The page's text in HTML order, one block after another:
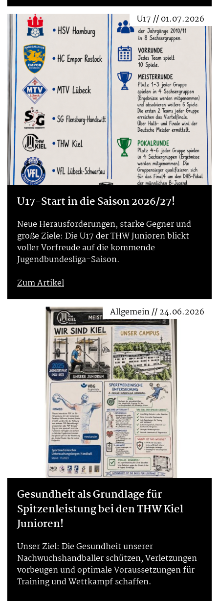
U17 // 01.07.2026
U17-Start in die Saison 2026/27!
Neue Herausforderungen, starke Gegner und
große Ziele: Die U17 der THW Junioren blickt
voller Vorfreude auf die kommende
Jugendbundesliga-Saison.
Zum Artikel
Allgemein // 24.06.2026
Gesundheit als Grundlage für
Spitzenleistung bei den THW Kiel
Junioren!
Unser Ziel: Die Gesundheit unserer
Nachwuchshandballer schützen, Verletzungen
vorbeugen und optimale Voraussetzungen für
Training und Wettkampf schaffen.